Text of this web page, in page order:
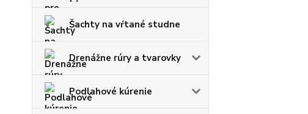
Šachty na vŕtané studne
Drenážne rúry a tvarovky
Podlahové kúrenie